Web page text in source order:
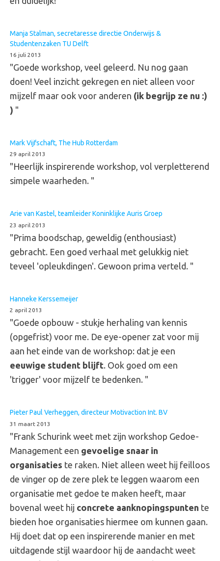
Manja Stalman, secretaresse directie Onderwijs &
Studentenzaken TU Delft
16 juli 2013
"Goede workshop, veel geleerd. Nu nog gaan
doen! Veel inzicht gekregen en niet alleen voor
mijzelf maar ook voor anderen (ik begrijp ze nu :)
) "
Mark Vijfschaft, The Hub Rotterdam
29 april 2013
"Heerlijk inspirerende workshop, vol verpletterend
simpele waarheden. "
Arie van Kastel, teamleider Koninklijke Auris Groep
23 april 2013
"Prima boodschap, geweldig (enthousiast)
gebracht. Een goed verhaal met gelukkig niet
teveel 'opleukdingen'. Gewoon prima verteld. "
Hanneke Kerssemeijer
2 april 2013
"Goede opbouw - stukje herhaling van kennis
(opgefrist) voor me. De eye-opener zat voor mij
aan het einde van de workshop: dat je een
eeuwige student blijft. Ook goed om een
'trigger' voor mijzelf te bedenken. "
Pieter Paul Verheggen, directeur Motivaction Int. BV
31 maart 2013
"Frank Schurink weet met zijn workshop Gedoe-
Management een gevoelige snaar in
organisaties te raken. Niet alleen weet hij feilloos
de vinger op de zere plek te leggen waarom een
organisatie met gedoe te maken heeft, maar
bovenal weet hij concrete aanknopingspunten te
bieden hoe organisaties hiermee om kunnen gaan.
Hij doet dat op een inspirerende manier en met
uitdagende stijl waardoor hij de aandacht weet